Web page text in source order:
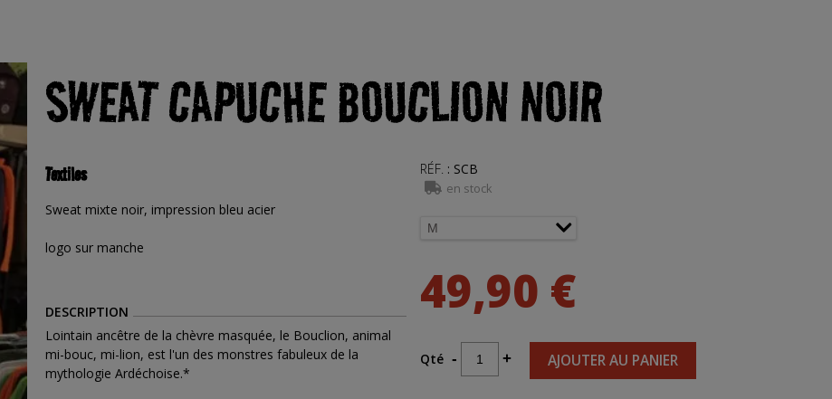
SWEAT CAPUCHE BOUCLION NOIR
RÉF. : SCB
en stock
49,90 €
Qté - + AJOUTER AU PANIER
Textiles
Sweat mixte noir, impression bleu acier
logo sur manche
DESCRIPTION
Lointain ancêtre de la chèvre masquée, le Bouclion, animal
mi-bouc, mi-lion, est l'un des monstres fabuleux de la
mythologie Ardéchoise.*